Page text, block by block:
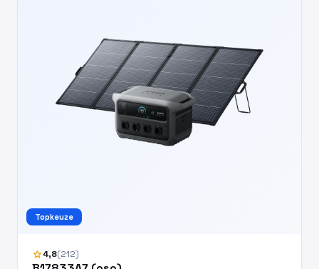
Topkeuze
star4,8(212)